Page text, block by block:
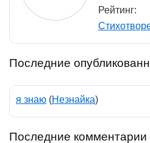
Рейтинг:
Последние
я знаю (Незнайка)
Последние комментарии